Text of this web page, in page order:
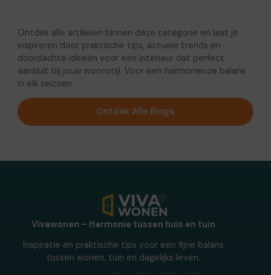
Ontdek alle artikelen binnen deze categorie en laat je
inspireren door praktische tips, actuele trends en
doordachte ideeën voor een interieur dat perfect
aansluit bij jouw woonstijl. Voor een harmonieuze balans
in elk seizoen.
Ontdek Alle Blogs
Vivawonen – Harmonie tussen huis en tuin
Inspiratie en praktische tips voor een fijne balans
tussen wonen, tuin en dagelijks leven.